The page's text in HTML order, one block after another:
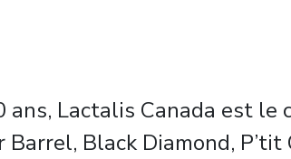
ans, Lactalis Canada est
Black Diamond, P’tit